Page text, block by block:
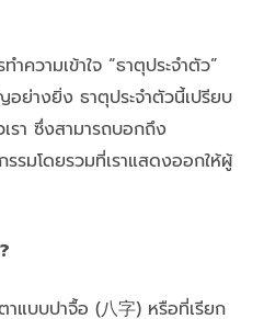
ความเข้าใจ “ธาตุประจำตัว”
ย่างยิ่ง ธาตุประจำตัวนี้เปรียบ
รา ซึ่งสามารถบอกถึง
รมโดยรวมที่เราแสดงออกให้ผู้
แบบปาจื้อ (八字) หรือที่เรียก